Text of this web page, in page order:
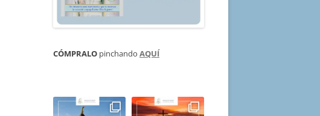
CÓMPRALO pinchando AQUÍ